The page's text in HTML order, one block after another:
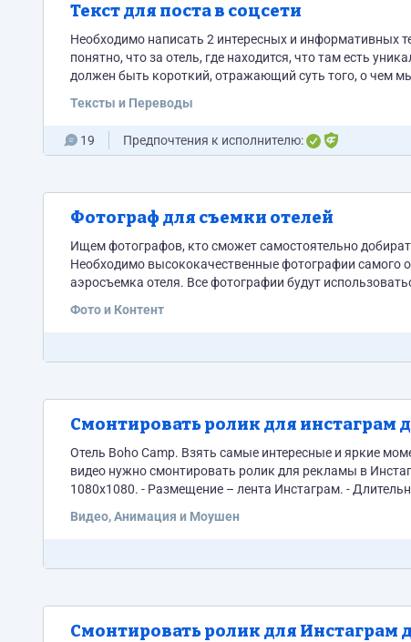
Текст для поста в соцсети
Необходимо написать 2 интересных и информативных
понятно, что за отель, где находится, что там есть
должен быть короткий, отражающий суть того, о чем
Тексты и Переводы
19 Предпочтения к исполнителю:
Фотограф для съемки отелей
Ищем фотографов, кто сможет самостоятельно
Необходимо высококачественные фотографии самого
аэросъемка отеля. Все фотографии будут использоваться как на сайте так и в соц.сетях (вертикальный и горизонтальный
Фото и Контент
Смонтировать ролик для инстаграм
Отель Boho Camp. Взять самые интересные и яркие моменты, показывающие как интересно можно отдохнуть в отеле. Из этих
видео нужно смонтировать ролик для рекламы в Инстаграм: https://
1080х1080. - Размещение – лента Инстаграм. - Длительность – 40-60 секунд. - Там, где требуется цветокоррекция, необходимо ее
Видео, Анимация и Моушен
Смонтировать ролик для Инстаграм